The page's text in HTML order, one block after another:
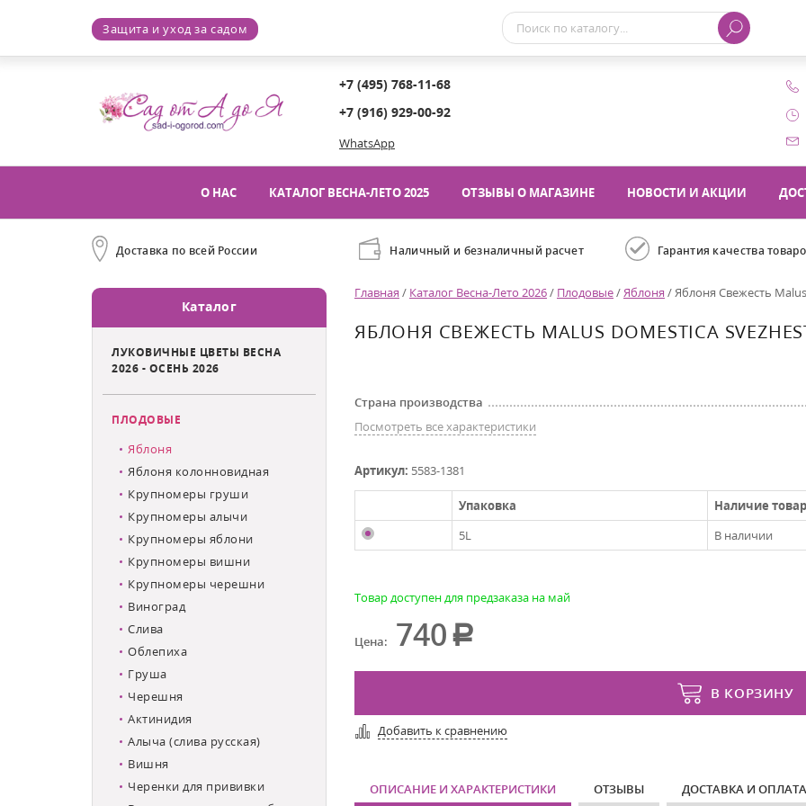
Защита и уход за садом
+7 (495) 768-11-68
+7 (916) 929-00-92
WhatsApp
О НАС КАТАЛОГ ВЕСНА-ЛЕТО 2025 ОТЗЫВЫ О МАГАЗИНЕ НОВОСТИ И АКЦИИ
Доставка по всей России Наличный и безналичный расчет Гарантия качества
Каталог
ЛУКОВИЧНЫЕ ЦВЕТЫ ВЕСНА
2026 - ОСЕНЬ 2026
ПЛОДОВЫЕ
Яблоня
Яблоня колонновидная
Крупномеры груши
Крупномеры алычи
Крупномеры яблони
Крупномеры вишни
Крупномеры черешни
Виноград
Слива
Облепиха
Груша
Черешня
Актинидия
Алыча (слива русская)
Вишня
Черенки для прививки
Главная / Каталог Весна-Лето 2026/ Плодовые/Яблоня /Яблоня Свежесть
ЯБЛОНЯ СВЕЖЕСТЬ MALUS DOMESTICA
Страна производства
Посмотреть все характеристики
Артикул: 5583-1381
Упаковка
Наличие
5L
В наличии
Товар доступен для предзаказа на май
Цена: 740
В КОРЗИНУ
Добавить к сравнению
ОПИСАНИЕ И ХАРАКТЕРИСТИКИ ОТЗЫВЫ ДОСТАВКА И ОПЛАТА